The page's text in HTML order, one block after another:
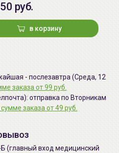
руб.
в корзину
- послезавтра (Среда, 12
заказа от 99 руб.
отправка по Вторникам
заказа от 49 руб.
(главный вход медицинский